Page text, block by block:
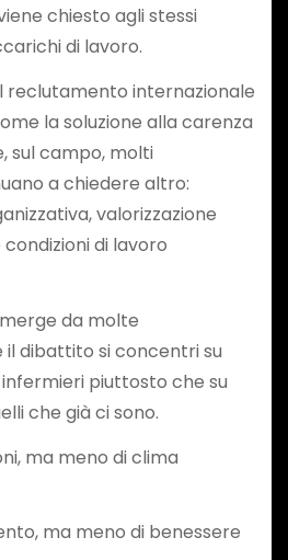
chiesto agli stessi
di lavoro.
reclutamento internazionale
la soluzione alla carenza
sul campo, molti
a chiedere altro:
valorizzazione
di lavoro
da molte
dibattito si concentri su
piuttosto che su
che già ci sono.
ma meno di clima
ma meno di benessere